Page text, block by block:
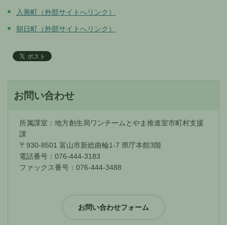
入善町（外部サイトへリンク）
朝日町（外部サイトへリンク）
お問い合わせ
所属課室：地方創生局ワンチームとやま推進室市町村支援
課
〒930-8501 富山市新総曲輪1-7 県庁本館3階
電話番号：076-444-3183
ファックス番号：076-444-3488